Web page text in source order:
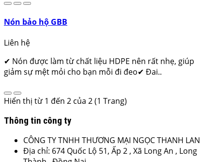
Nón bảo hộ GBB
Liên hệ
✔ Nón được làm từ chất liệu HDPE nên rất nhẹ, giúp
giảm sự mệt mỏi cho bạn mỗi đi đeo✔ Đai..
Hiển thị từ 1 đến 2 của 2 (1 Trang)
Thông tin công ty
CÔNG TY TNHH THƯƠNG MẠI NGỌC THANH LAN
Địa chỉ: 674 Quốc Lộ 51, Ấp 2 , Xã Long An , Long